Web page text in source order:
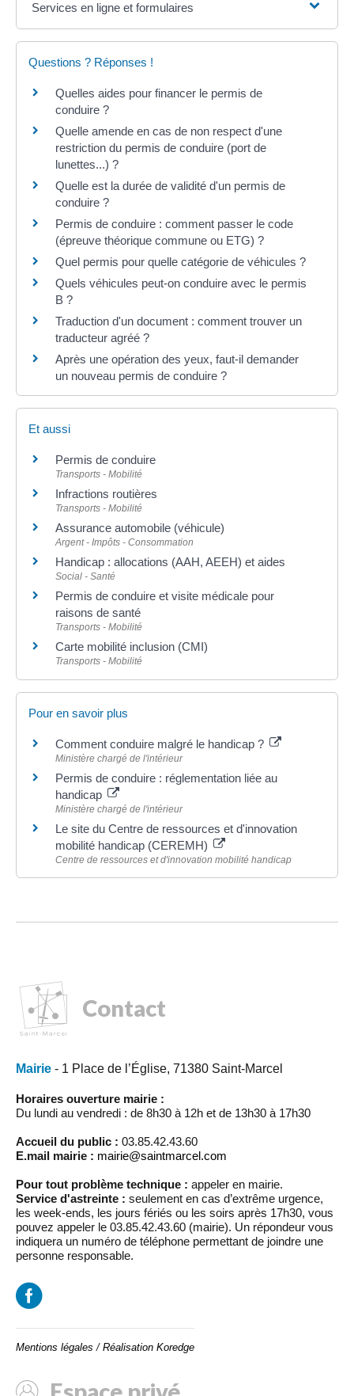
Services en ligne et formulaires
Questions ? Réponses !
Quelles aides pour financer le permis de
conduire ?
Quelle amende en cas de non respect d'une
restriction du permis de conduire (port de
lunettes...) ?
Quelle est la durée de validité d'un permis de
conduire ?
Permis de conduire : comment passer le code
(épreuve théorique commune ou ETG) ?
Quel permis pour quelle catégorie de véhicules ?
Quels véhicules peut-on conduire avec le permis
B ?
Traduction d'un document : comment trouver un
traducteur agréé ?
Après une opération des yeux, faut-il demander
un nouveau permis de conduire ?
Et aussi
Permis de conduire
Transports - Mobilité
Infractions routières
Transports - Mobilité
Assurance automobile (véhicule)
Argent - Impôts - Consommation
Handicap : allocations (AAH, AEEH) et aides
Social - Santé
Permis de conduire et visite médicale pour
raisons de santé
Transports - Mobilité
Carte mobilité inclusion (CMI)
Transports - Mobilité
Pour en savoir plus
Comment conduire malgré le handicap ?
Ministère chargé de l'intérieur
Permis de conduire : réglementation liée au
handicap
Ministère chargé de l'intérieur
Le site du Centre de ressources et d'innovation
mobilité handicap (CEREMH)
Centre de ressources et d'innovation mobilité handicap
Contact
Mairie - 1 Place de l’Église, 71380 Saint-Marcel
Horaires ouverture mairie :
Du lundi au vendredi : de 8h30 à 12h et de 13h30 à 17h30
Accueil du public : 03.85.42.43.60
E.mail mairie : mairie@saintmarcel.com
Pour tout problème technique : appeler en mairie.
Service d'astreinte : seulement en cas d’extrême urgence,
les week-ends, les jours fériés ou les soirs après 17h30, vous
pouvez appeler le 03.85.42.43.60 (mairie). Un répondeur vous
indiquera un numéro de téléphone permettant de joindre une
personne responsable.
Mentions légales / Réalisation Koredge